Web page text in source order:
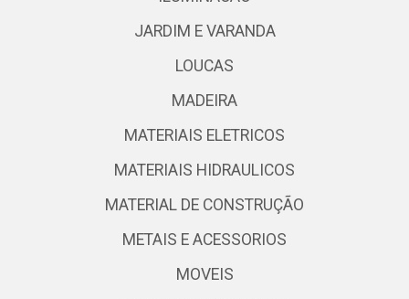
JARDIM E VARANDA
LOUCAS
MADEIRA
MATERIAIS ELETRICOS
MATERIAIS HIDRAULICOS
MATERIAL DE CONSTRUÇÃO
METAIS E ACESSORIOS
MOVEIS